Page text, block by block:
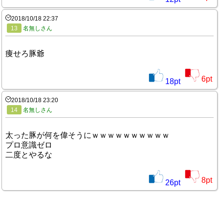
2018/10/18 22:37
13
名無しさん
痩せろ豚爺
18pt 6pt
2018/10/18 23:20
14
名無しさん
太った豚が何を偉そうにｗｗｗｗｗｗｗｗｗｗ
プロ意識ゼロ
二度とやるな
26pt 8pt